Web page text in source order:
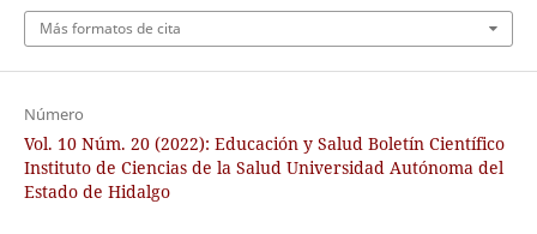
Más formatos de cita
Número
Vol. 10 Núm. 20 (2022): Educación y Salud Boletín Científico
Instituto de Ciencias de la Salud Universidad Autónoma del
Estado de Hidalgo